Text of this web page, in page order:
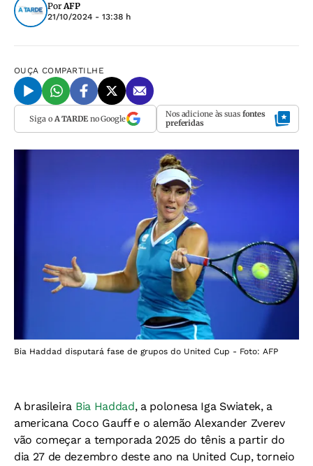
PorAFP
21/10/2024 - 13:38 h
OUÇA COMPARTILHE
Siga o A TARDEno Google Nos adicione às suas fontes
preferidas
Bia Haddad disputará fase de grupos do United Cup - Foto: AFP
A brasileira Bia Haddad, a polonesa Iga Swiatek, a
americana Coco Gauff e o alemão Alexander Zverev
vão começar a temporada 2025 do tênis a partir do
dia 27 de dezembro deste ano na United Cup, torneio